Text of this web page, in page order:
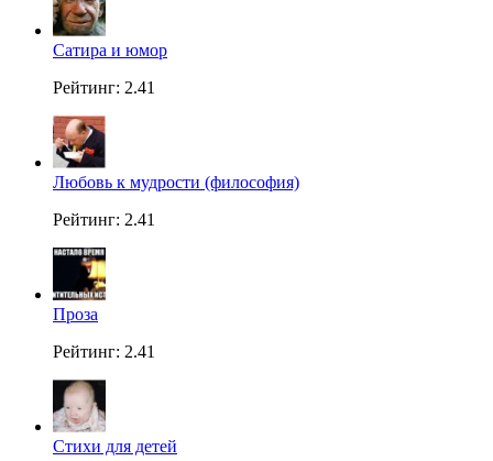
Сатира и юмор
Рейтинг: 2.41
Любовь к мудрости (философия)
Рейтинг: 2.41
Проза
Рейтинг: 2.41
Стихи для детей